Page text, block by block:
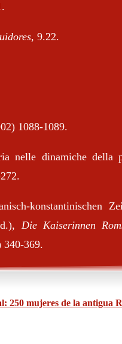
, 9.22.
1088-1089.
nelle dinamiche della
konstantinischen
Die Kaiserinnen
340-369.
250 mujeres de la antigua